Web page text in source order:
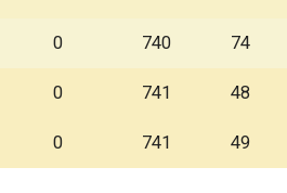
0 740 74
0 741 48
0 741 49